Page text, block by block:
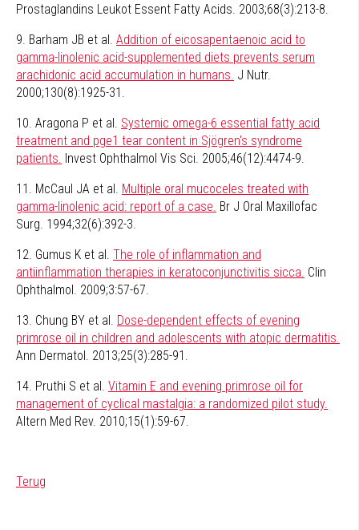
Prostaglandins Leukot Essent Fatty Acids. 2003;68(3):213-8.
9. Barham JB et al. Addition of eicosapentaenoic acid to
gamma-linolenic acid-supplemented diets prevents serum
arachidonic acid accumulation in humans. J Nutr.
2000;130(8):1925-31.
10. Aragona P et al. Systemic omega-6 essential fatty acid
treatment and pge1 tear content in Sjögren's syndrome
patients. Invest Ophthalmol Vis Sci. 2005;46(12):4474-9.
11. McCaul JA et al. Multiple oral mucoceles treated with
gamma-linolenic acid: report of a case. Br J Oral Maxillofac
Surg. 1994;32(6):392-3.
12. Gumus K et al. The role of inflammation and
antiinflammation therapies in keratoconjunctivitis sicca. Clin
Ophthalmol. 2009;3:57-67.
13. Chung BY et al. Dose-dependent effects of evening
primrose oil in children and adolescents with atopic dermatitis.
Ann Dermatol. 2013;25(3):285-91.
14. Pruthi S et al. Vitamin E and evening primrose oil for
management of cyclical mastalgia: a randomized pilot study.
Altern Med Rev. 2010;15(1):59-67.
Terug